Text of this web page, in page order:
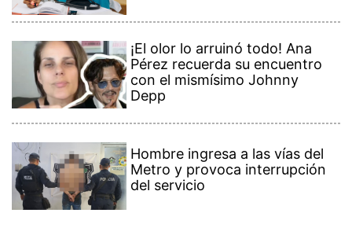
¡El olor lo arruinó todo! Ana
Pérez recuerda su encuentro
con el mismísimo Johnny
Depp
Hombre ingresa a las vías del
Metro y provoca interrupción
del servicio